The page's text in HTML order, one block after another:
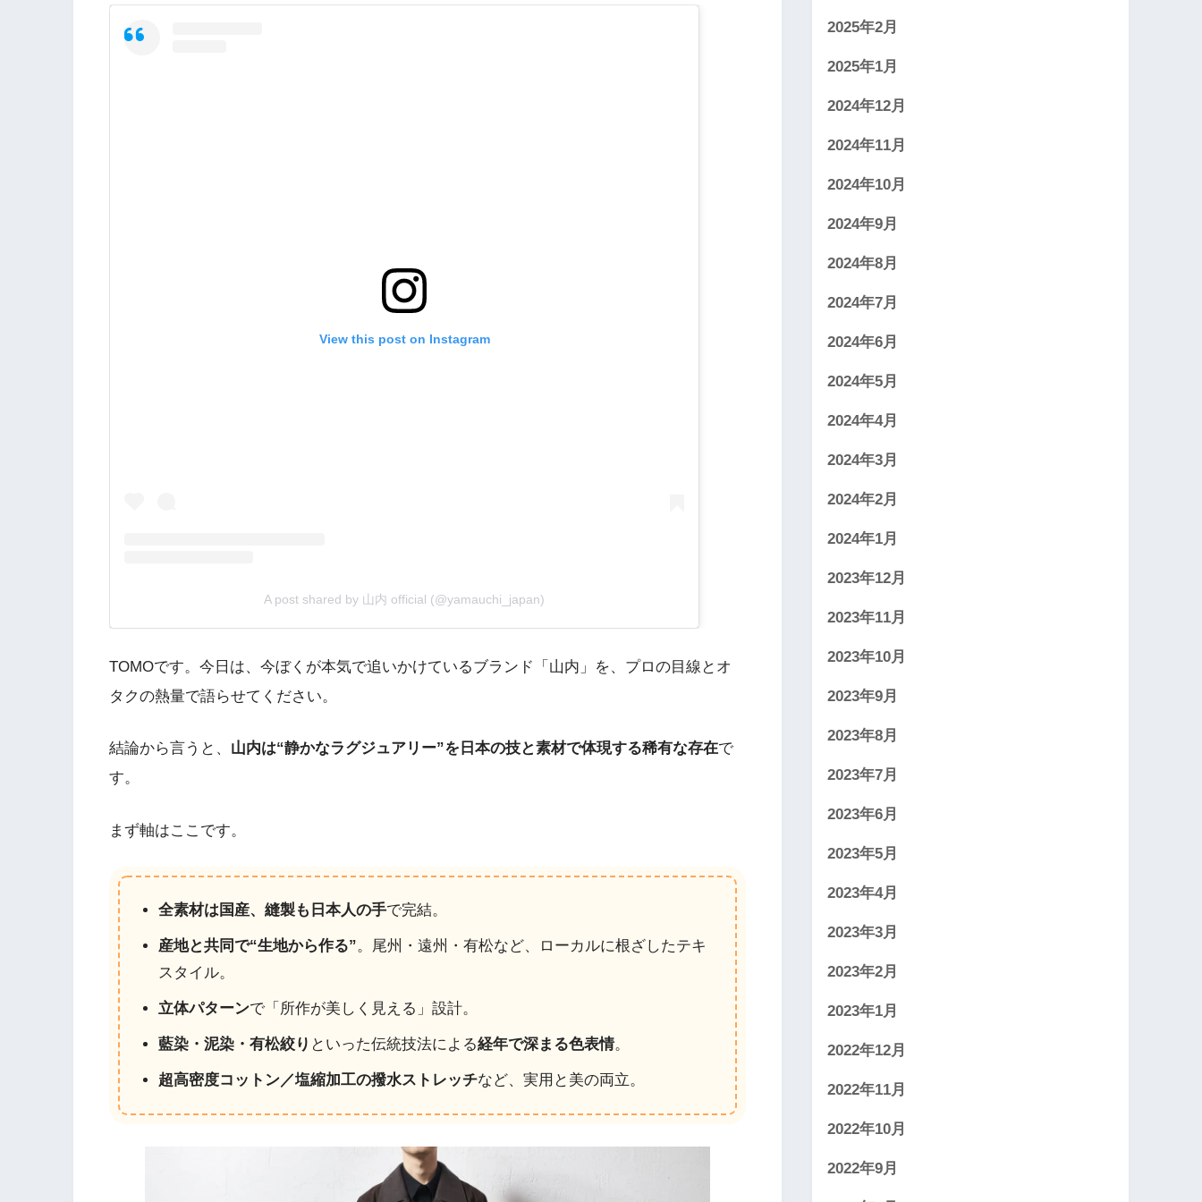
View this post on Instagram
A post shared by 山内 official (@yamauchi_japan)
TOMOです。今日は、今ぼくが本気で追いかけているブランド「山内」を、プロの目線とオ
タクの熱量で語らせてください。
結論から言うと、 山内は“静かなラグジュアリー”を日本の技と素材で体現する稀有な存在で
す。
まず軸はここです。
全素材は国産、縫製も日本人の手で完結。
産地と共同で“生地から作る”。尾州・遠州・有松など、ローカルに根ざしたテキ
スタイル。
立体パターンで「所作が美しく見える」設計。
藍染・泥染・有松絞り といった伝統技法による経年で深まる色表情。
超高密度コットン／塩縮加工の撥水ストレッチなど、実用と美の両立。
2025年2月
2025年1月
2024年12月
2024年11月
2024年10月
2024年9月
2024年8月
2024年7月
2024年6月
2024年5月
2024年4月
2024年3月
2024年2月
2024年1月
2023年12月
2023年11月
2023年10月
2023年9月
2023年8月
2023年7月
2023年6月
2023年5月
2023年4月
2023年3月
2023年2月
2023年1月
2022年12月
2022年11月
2022年10月
2022年9月